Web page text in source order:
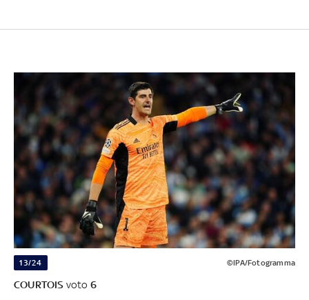
13/24 ©IPA/Fotogramma
COURTOIS voto 6